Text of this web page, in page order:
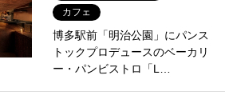
カフェ
博多駅前「明治公園」にパンス
トックプロデュースのベーカリ
ー・パンビストロ「L…